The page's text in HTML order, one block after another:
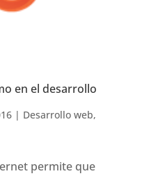
en el desarrollo
| Desarrollo web,
permite que